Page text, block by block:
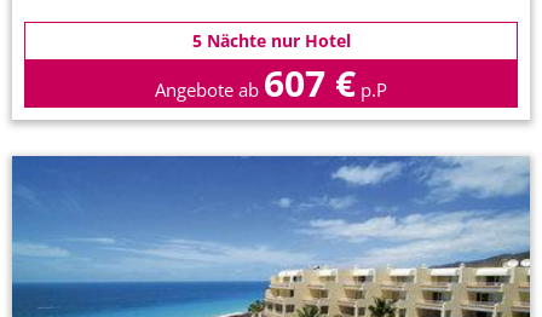
5 Nächte nur Hotel
Angebote ab 607 € p.P